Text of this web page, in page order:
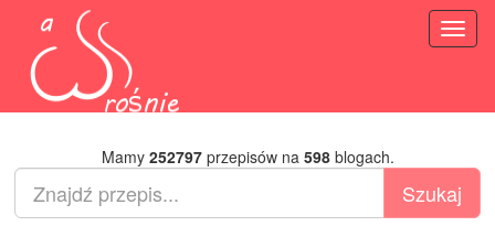
Mamy 252797przepisów na 598blogach.